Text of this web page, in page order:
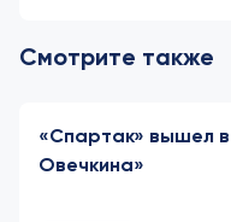
Смотрите также
«Спартак» вышел
Овечкина»